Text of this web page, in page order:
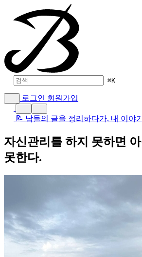
⌘K
로그인 회원가입
📝 남들의 글을 정리하다가, 내 이야
자신관리를 하지 못하면
못한다.